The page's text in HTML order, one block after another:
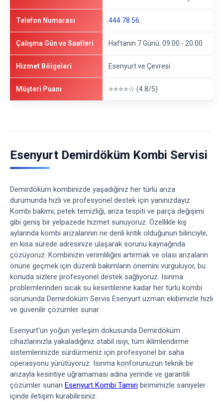
Telefon Numarası 444 78 56
Çalışma Gün ve Saatleri Haftanın 7 Günü: 09:00 - 20:00
Hizmet Bölgeleri Esenyurt ve Çevresi
Müşteri Puanı ⭐⭐⭐⭐☆ (4.8/5)
Esenyurt Demirdöküm Kombi Servisi
Demirdöküm kombinizde yaşadığınız her türlü arıza
durumunda hızlı ve profesyonel destek için yanınızdayız.
Kombi bakımı, petek temizliği, arıza tespiti ve parça değişimi
gibi geniş bir yelpazede hizmet sunuyoruz. Özellikle kış
aylarında kombi arızalarının ne denli kritik olduğunun bilinciyle,
en kısa sürede adresinize ulaşarak sorunu kaynağında
çözüyoruz. Kombinizin verimliliğini artırmak ve olası arızaların
önüne geçmek için düzenli bakımların önemini vurguluyor, bu
konuda sizlere profesyonel destek sağlıyoruz. Isınma
problemlerinden sıcak su kesintilerine kadar her türlü kombi
sorununda Demirdöküm Servis Esenyurt uzman ekibimizle hızlı
ve güvenilir çözümler sunar.
Esenyurt'un yoğun yerleşim dokusunda Demirdöküm
cihazlarınızla yakaladığınız stabil ısıyı, tüm iklimlendirme
sistemlerinizde sürdürmeniz için profesyonel bir saha
operasyonu yürütüyoruz. Isınma konforunuzun teknik bir
arızayla kesintiye uğramaması adına yerinde ve garantili
çözümler sunan Esenyurt Kombi Tamiri birimimizle saniyeler
içinde iletişim kurabilirsiniz.